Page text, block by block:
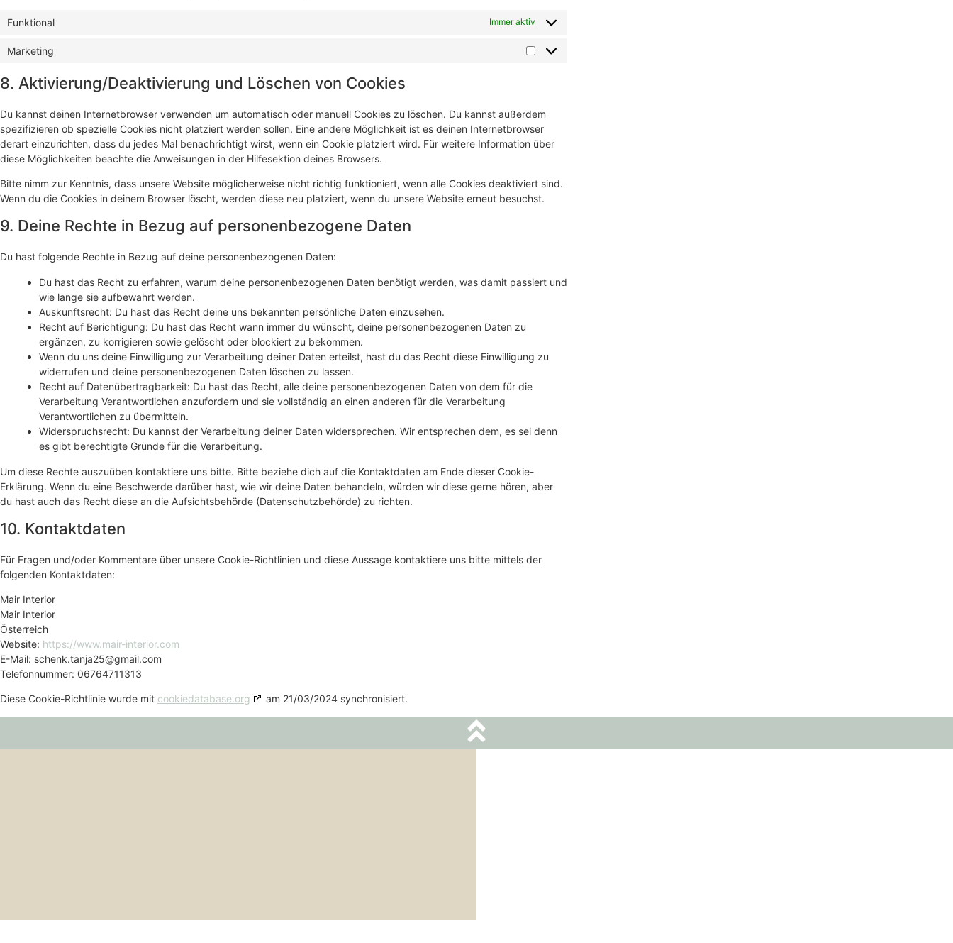
Funktional Immer aktiv
Marketing
8. Aktivierung/Deaktivierung und Löschen von Cookies
Du kannst deinen Internetbrowser verwenden um automatisch oder manuell Cookies zu löschen. Du kannst außerdem
spezifizieren ob spezielle Cookies nicht platziert werden sollen. Eine andere Möglichkeit ist es deinen Internetbrowser
derart einzurichten, dass du jedes Mal benachrichtigt wirst, wenn ein Cookie platziert wird. Für weitere Information über
diese Möglichkeiten beachte die Anweisungen in der Hilfesektion deines Browsers.
Bitte nimm zur Kenntnis, dass unsere Website möglicherweise nicht richtig funktioniert, wenn alle Cookies deaktiviert sind.
Wenn du die Cookies in deinem Browser löscht, werden diese neu platziert, wenn du unsere Website erneut besuchst.
9. Deine Rechte in Bezug auf personenbezogene Daten
Du hast folgende Rechte in Bezug auf deine personenbezogenen Daten:
Du hast das Recht zu erfahren, warum deine personenbezogenen Daten benötigt werden, was damit passiert und
wie lange sie aufbewahrt werden.
Auskunftsrecht: Du hast das Recht deine uns bekannten persönliche Daten einzusehen.
Recht auf Berichtigung: Du hast das Recht wann immer du wünscht, deine personenbezogenen Daten zu
ergänzen, zu korrigieren sowie gelöscht oder blockiert zu bekommen.
Wenn du uns deine Einwilligung zur Verarbeitung deiner Daten erteilst, hast du das Recht diese Einwilligung zu
widerrufen und deine personenbezogenen Daten löschen zu lassen.
Recht auf Datenübertragbarkeit: Du hast das Recht, alle deine personenbezogenen Daten von dem für die
Verarbeitung Verantwortlichen anzufordern und sie vollständig an einen anderen für die Verarbeitung
Verantwortlichen zu übermitteln.
Widerspruchsrecht: Du kannst der Verarbeitung deiner Daten widersprechen. Wir entsprechen dem, es sei denn
es gibt berechtigte Gründe für die Verarbeitung.
Um diese Rechte auszuüben kontaktiere uns bitte. Bitte beziehe dich auf die Kontaktdaten am Ende dieser Cookie-
Erklärung. Wenn du eine Beschwerde darüber hast, wie wir deine Daten behandeln, würden wir diese gerne hören, aber
du hast auch das Recht diese an die Aufsichtsbehörde (Datenschutzbehörde) zu richten.
10. Kontaktdaten
Für Fragen und/oder Kommentare über unsere Cookie-Richtlinien und diese Aussage kontaktiere uns bitte mittels der
folgenden Kontaktdaten:
Mair Interior
Mair Interior
Österreich
Website: https://www.mair-interior.com
E-Mail: schenk.tanja25@gmail.com
Telefonnummer: 06764711313
Diese Cookie-Richtlinie wurde mit cookiedatabase.org am 21/03/2024 synchronisiert.